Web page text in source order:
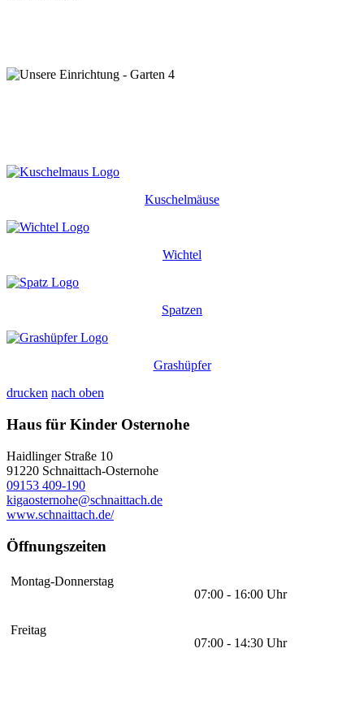
Kuschelmäuse
Wichtel
Spatzen
Grashüpfer
drucken nach oben
Haus für Kinder Osternohe
Haidlinger Straße 10
91220 Schnaittach-Osternohe
09153 409-190
kigaosternohe@schnaittach.de
www.schnaittach.de/
Öffnungszeiten
Montag-Donnerstag
07:00 - 16:00 Uhr
Freitag
07:00 - 14:30 Uhr